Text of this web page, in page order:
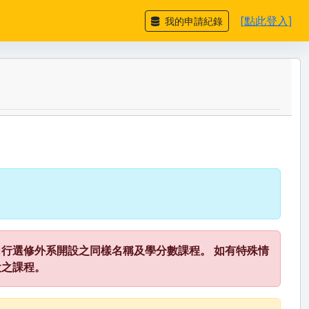
我的申請紀錄 [點此登入]
選修外系開設之同樣名稱及學分數課程。 如有特殊情
課程。